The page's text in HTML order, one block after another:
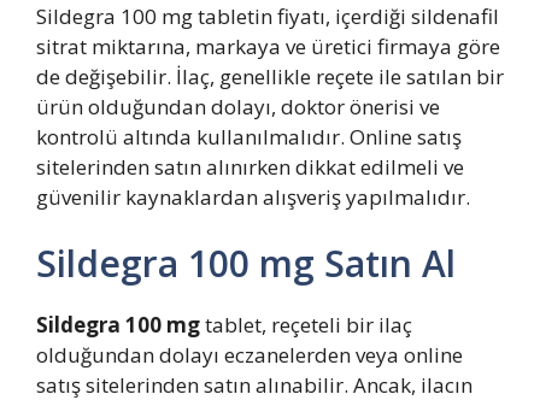
Sildegra 100 mg tabletin fiyatı, içerdiği sildenafil
sitrat miktarına, markaya ve üretici firmaya göre
de değişebilir. İlaç, genellikle reçete ile satılan bir
ürün olduğundan dolayı, doktor önerisi ve
kontrolü altında kullanılmalıdır. Online satış
sitelerinden satın alınırken dikkat edilmeli ve
güvenilir kaynaklardan alışveriş yapılmalıdır.
Sildegra 100 mg Satın Al
Sildegra 100 mgtablet, reçeteli bir ilaç
olduğundan dolayı eczanelerden veya online
satış sitelerinden satın alınabilir. Ancak, ilacın